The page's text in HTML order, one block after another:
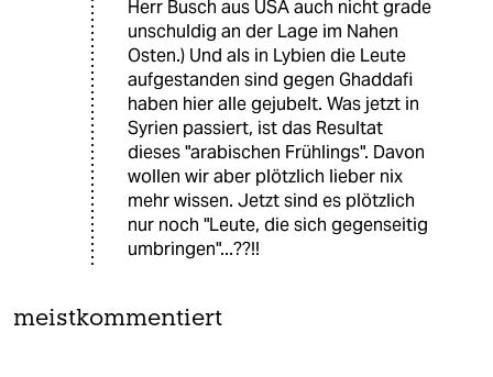
Herr Busch aus USA auch nicht grade
unschuldig an der Lage im Nahen
Osten.) Und als in Lybien die Leute
aufgestanden sind gegen Ghaddafi
haben hier alle gejubelt. Was jetzt in
Syrien passiert, ist das Resultat
dieses "arabischen Frühlings". Davon
wollen wir aber plötzlich lieber nix
mehr wissen. Jetzt sind es plötzlich
nur noch "Leute, die sich gegenseitig
umbringen"...??!!
meistkommentiert